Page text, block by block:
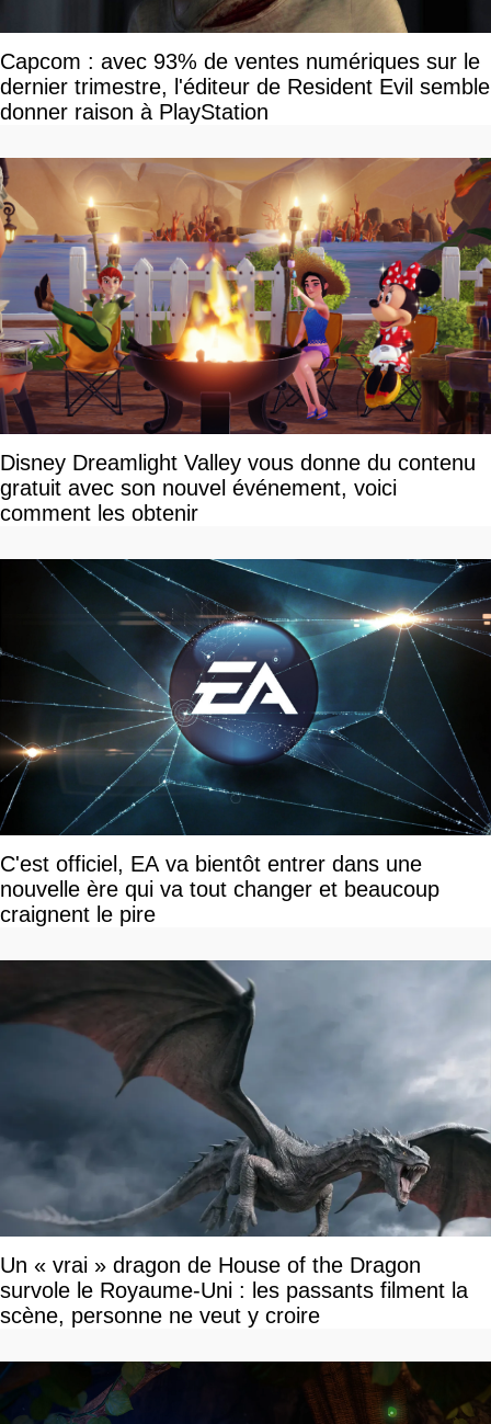
Capcom : avec 93% de ventes numériques sur le
dernier trimestre, l'éditeur de Resident Evil semble
donner raison à PlayStation
Disney Dreamlight Valley vous donne du contenu
gratuit avec son nouvel événement, voici
comment les obtenir
C'est officiel, EA va bientôt entrer dans une
nouvelle ère qui va tout changer et beaucoup
craignent le pire
Un « vrai » dragon de House of the Dragon
survole le Royaume-Uni : les passants filment la
scène, personne ne veut y croire